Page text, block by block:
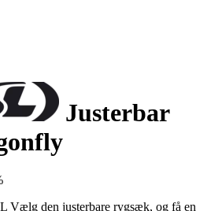
Justerbar
Vælg den justerbare rygsæk, og få en